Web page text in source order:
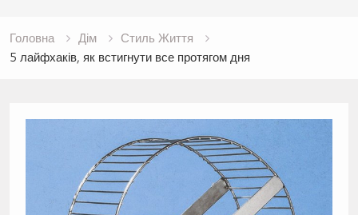
Головна Дім
Стиль Життя
5 лайфхаків, як встигнути все протягом дня